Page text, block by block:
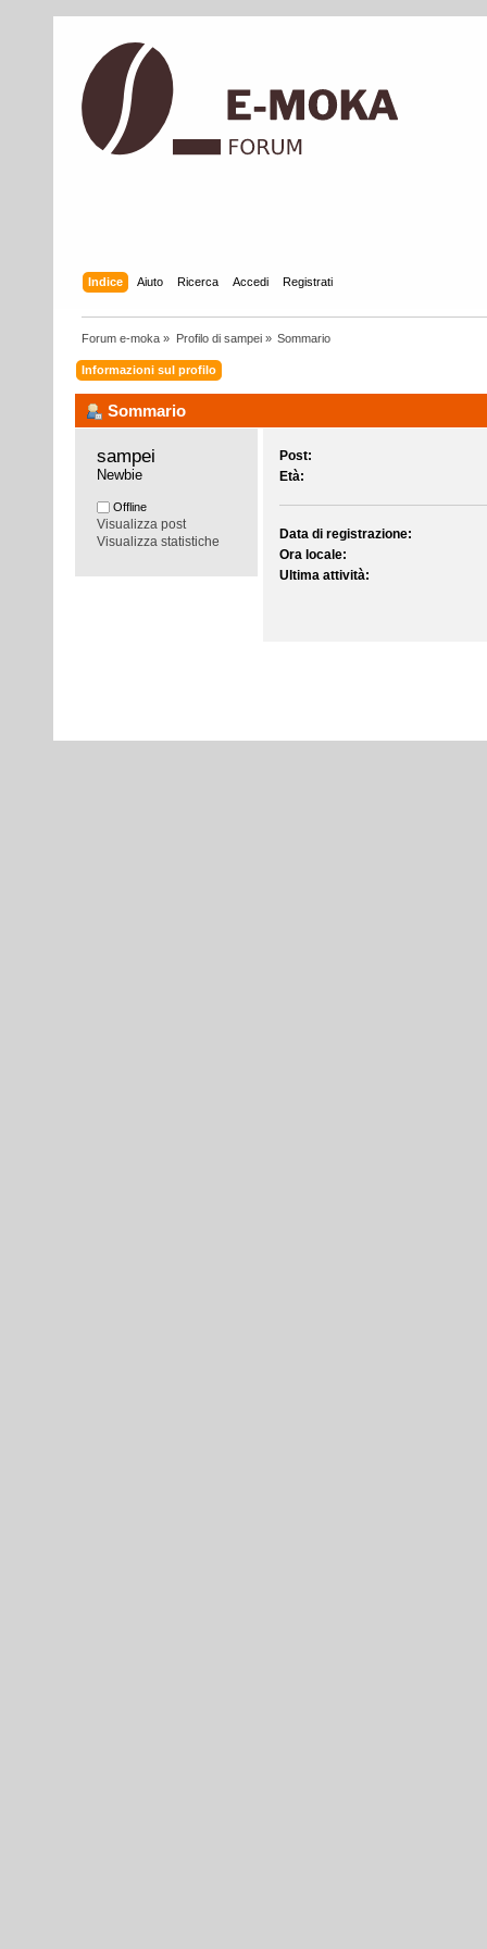
Indice Aiuto Ricerca Accedi Registrati
Forum e-moka » Profilo di sampei» Sommario
Informazioni sul profilo
Sommario
sampei
Newbie
Offline
Visualizza post
Visualizza statistiche
Post:
Età:
Data di registrazione:
Ora locale:
Ultima attività: